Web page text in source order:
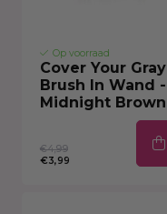
Op voorraad
Cover Your Gray
Brush In Wand -
Midnight Brown
€4,99
€3,99